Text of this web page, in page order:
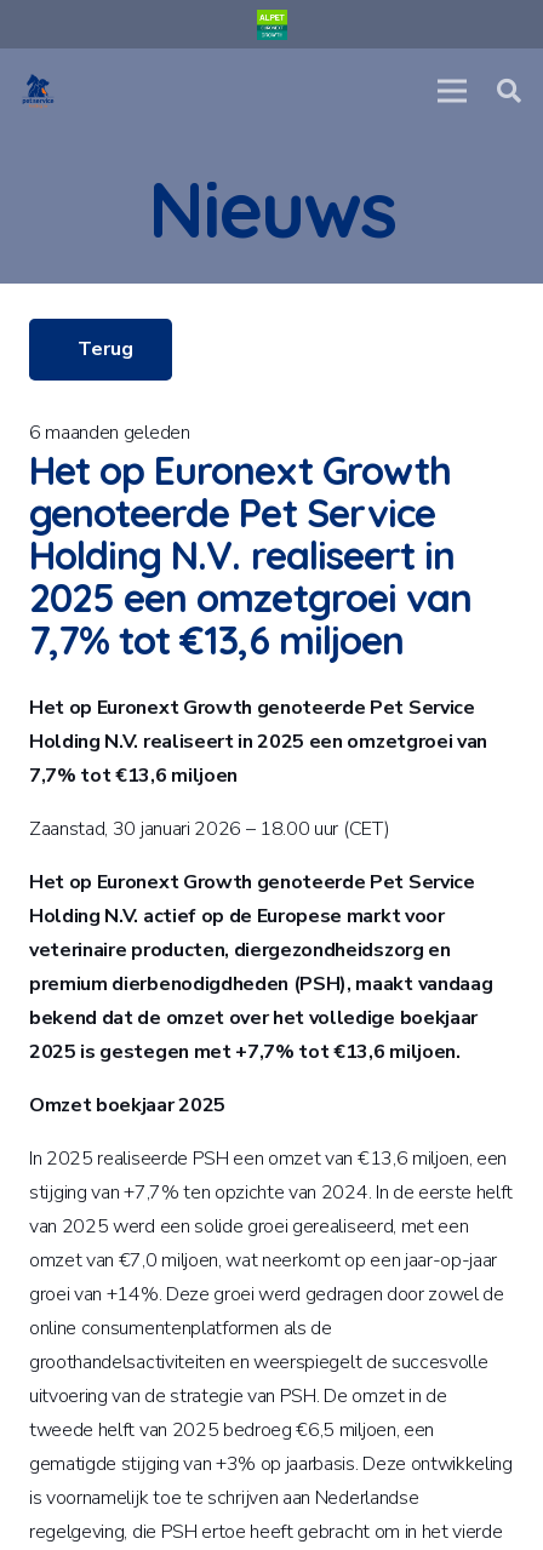
Nieuws
Terug
6 maanden geleden
Het op Euronext Growth
genoteerde Pet Service
Holding N.V. realiseert in
2025 een omzetgroei van
7,7% tot €13,6 miljoen
Het op Euronext Growth genoteerde Pet Service
Holding N.V. realiseert in 2025 een omzetgroei van
7,7% tot €13,6 miljoen
Zaanstad, 30 januari 2026 – 18.00 uur (CET)
Het op Euronext Growth genoteerde Pet Service
Holding N.V. actief op de Europese markt voor
veterinaire producten, diergezondheidszorg en
premium dierbenodigdheden (PSH), maakt vandaag
bekend dat de omzet over het volledige boekjaar
2025 is gestegen met +7,7% tot €13,6 miljoen.
Omzet boekjaar 2025
In 2025 realiseerde PSH een omzet van €13,6 miljoen, een
stijging van +7,7% ten opzichte van 2024. In de eerste helft
van 2025 werd een solide groei gerealiseerd, met een
omzet van €7,0 miljoen, wat neerkomt op een jaar-op-jaar
groei van +14%. Deze groei werd gedragen door zowel de
online consumentenplatformen als de
groothandelsactiviteiten en weerspiegelt de succesvolle
uitvoering van de strategie van PSH. De omzet in de
tweede helft van 2025 bedroeg €6,5 miljoen, een
gematigde stijging van +3% op jaarbasis. Deze ontwikkeling
is voornamelijk toe te schrijven aan Nederlandse
regelgeving, die PSH ertoe heeft gebracht om in het vierde